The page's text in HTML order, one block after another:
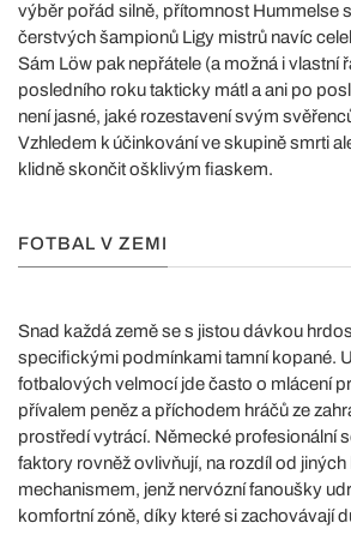
výběr pořád silně, přítomnost Hummelse
čerstvých šampionů Ligy mistrů navíc
Sám Löw pak nepřátele (a možná i vlastní
posledního roku takticky mátl a ani po
není jasné, jaké rozestavení svým
Vzhledem k účinkování ve skupině smrti
klidně skončit ošklivým fiaskem.
FOTBAL V ZEMI
Snad každá země se s jistou dávkou
specifickými podmínkami tamní kopané.
fotbalových velmocí jde často o mlácení
přívalem peněz a příchodem hráčů ze
prostředí vytrácí. Německé profesionální
faktory rovněž ovlivňují, na rozdíl od jiných
mechanismem, jenž nervózní fanoušky
komfortní zóně, díky které si zachovávají